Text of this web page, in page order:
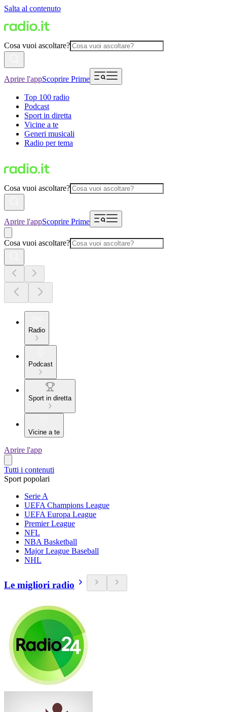
Salta al contenuto
Cosa vuoi ascoltare?
Aprire l'appScoprire Prime
Top 100 radio
Podcast
Sport in diretta
Vicine a te
Generi musicali
Radio per tema
Cosa vuoi ascoltare?
Aprire l'appScoprire Prime
Cosa vuoi ascoltare?
Radio
Podcast
Sport in diretta
Vicine a te
Aprire l'app
Tutti i contenuti
Sport popolari
Serie A
UEFA Champions League
UEFA Europa League
Premier League
NFL
NBA Basketball
Major League Baseball
NHL
Le migliori radio